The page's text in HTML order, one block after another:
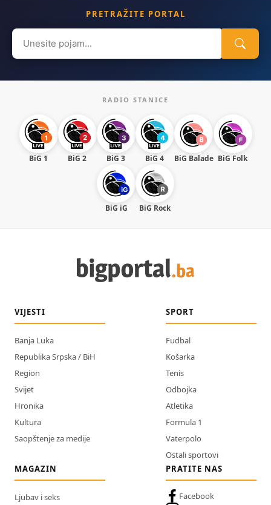
PRETRAŽITE PORTAL
Search
for:
RADIO STANICE
BiG 1 BiG 2 BiG 3 BiG 4 BiG Balade BiG Folk
BiG iG BiG Rock
VIJESTI
Banja Luka
Republika Srpska / BiH
Region
Svijet
Hronika
Kultura
Saopštenje za medije
SPORT
Fudbal
Košarka
Tenis
Odbojka
Atletika
Formula 1
Vaterpolo
Ostali sportovi
MAGAZIN
Ljubav i seks
PRATITE NAS
Facebook